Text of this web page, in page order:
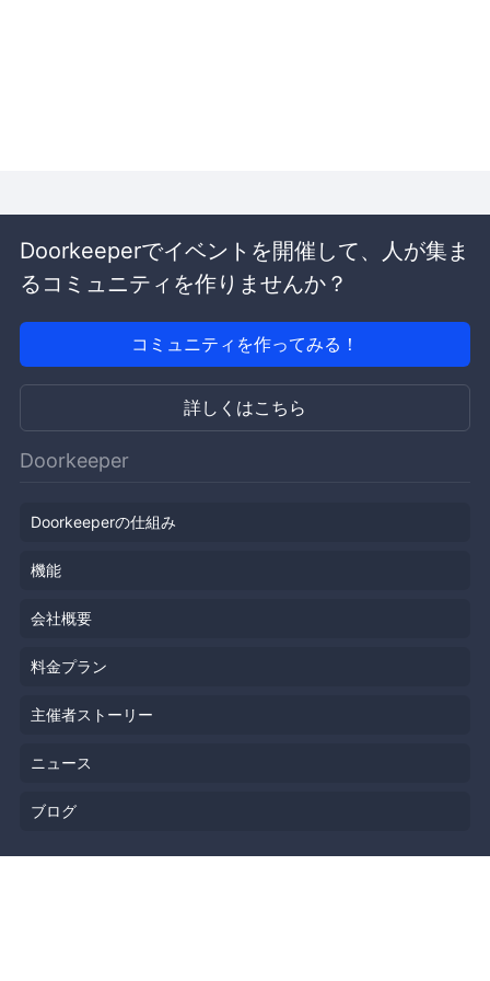
Doorkeeperでイベントを開催して、人が集ま
るコミュニティを作りませんか？
コミュニティを作ってみる！
詳しくはこちら
Doorkeeper
Doorkeeperの仕組み
機能
会社概要
料金プラン
主催者ストーリー
ニュース
ブログ